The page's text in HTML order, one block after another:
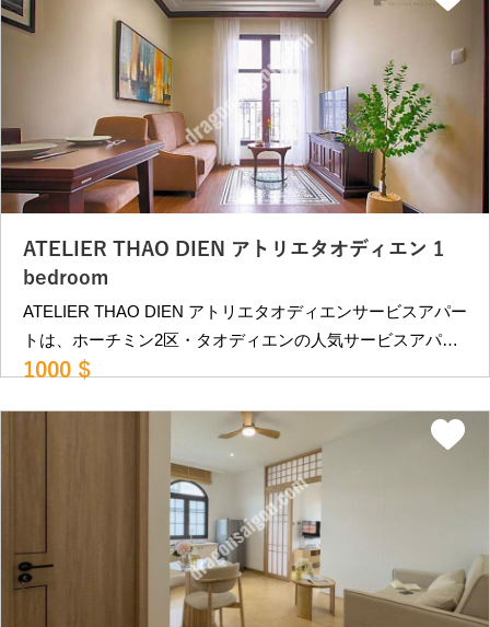
が多数あり、ビンコムメガモールも徒歩10分程度にありま
PHAM VIET CHANH st.にも車で10分程と便利な立地です。
ッドルーム（67㎡）：1400USD〜 •3ベッドルーム（92
㎡）：1850USD〜 ＊ 水道代,インターネット,掃除週6回、洗
濯週2回込み ＊別途、VAT,電気代 空室状況等により変動。
詳細はお問合せください。 ＿＿＿＿＿＿＿＿＿＿＿＿＿＿
＿＿＿＿＿＿＿＿＿＿＿＿＿＿＿＿ ベトナム・ホーチミン
の不動産屋 ドラゴンハウジング （2007年創業）
ATELIER THAO DIEN アトリエタオディエン 1
bedroom
ATELIER THAO DIEN アトリエタオディエンサービスアパー
トは、ホーチミン2区・タオディエンの人気サービスアパー
トです。 メトロ駅に至近で便利な立地。館内は洗練された
らしたい方向きの物件です。 近隣にはカフェ、レストラン
が多数あり、ビンコムメガモールも徒歩10分程度にありま
PHAM VIET CHANH st.にも車で10分程と便利な立地です。
ッドルーム（67㎡）：1400USD〜 •3ベッドルーム（92
1000 $